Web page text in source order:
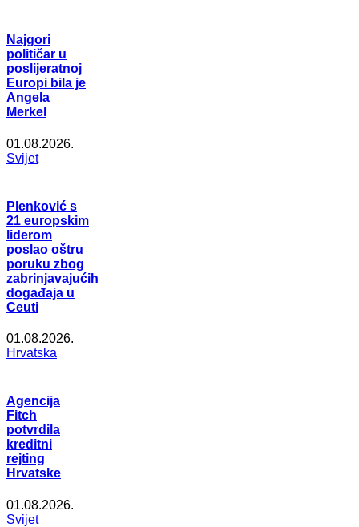
Najgori
političar u
poslijeratnoj
Europi bila je
Angela
Merkel
01.08.2026.
Svijet
Plenković s
21 europskim
liderom
poslao oštru
poruku zbog
zabrinjavajućih
događaja u
Ceuti
01.08.2026.
Hrvatska
Agencija
Fitch
potvrdila
kreditni
rejting
Hrvatske
01.08.2026.
Svijet